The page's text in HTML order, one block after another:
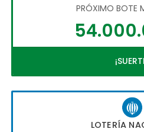
PRÓXIMO BOTE
LOTERÍA